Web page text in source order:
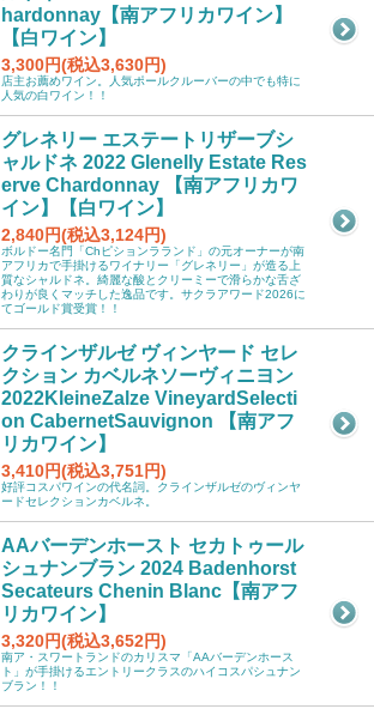
hardonnay【南アフリカワイン】
【白ワイン】
3,300円(税込3,630円)
店主お薦めワイン。人気ポールクルーバーの中でも特に
人気の白ワイン！！
グレネリー エステートリザーブシ
ャルドネ 2022 Glenelly Estate Res
erve Chardonnay 【南アフリカワ
イン】【白ワイン】
2,840円(税込3,124円)
ボルドー名門「Chピションラランド」の元オーナーが南
アフリカで手掛けるワイナリー「グレネリー」が造る上
質なシャルドネ。綺麗な酸とクリーミーで滑らかな舌ざ
わりが良くマッチした逸品です。サクラアワード2026に
てゴールド賞受賞！！
クラインザルゼ ヴィンヤード セレ
クション カベルネソーヴィニヨン
2022KleineZalze VineyardSelecti
on CabernetSauvignon 【南アフ
リカワイン】
3,410円(税込3,751円)
好評コスパワインの代名詞。クラインザルゼのヴィンヤ
ードセレクションカベルネ。
AAバーデンホースト セカトゥール
シュナンブラン 2024 Badenhorst
Secateurs Chenin Blanc【南アフ
リカワイン】
3,320円(税込3,652円)
南ア・スワートランドのカリスマ「AAバーデンホース
ト」が手掛けるエントリークラスのハイコスパシュナン
ブラン！！